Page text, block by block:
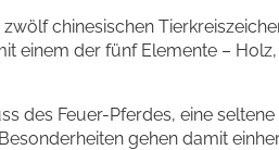
chinesischen
einem der fünf Elemente –
des Feuer-Pferdes, eine
gehen damit